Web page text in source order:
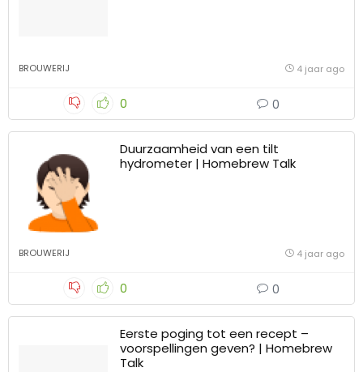
BROUWERIJ 4 jaar ago
0 0
Duurzaamheid van een tilt
hydrometer | Homebrew Talk
BROUWERIJ 4 jaar ago
0 0
Eerste poging tot een recept –
voorspellingen geven? | Homebrew
Talk